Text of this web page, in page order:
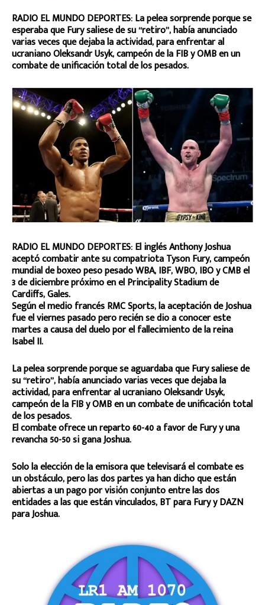
RADIO EL MUNDO DEPORTES: La pelea sorprende porque se
esperaba que Fury saliese de su “retiro”, había anunciado
varias veces que dejaba la actividad, para enfrentar al
ucraniano Oleksandr Usyk, campeón de la FIB y OMB en un
combate de unificación total de los pesados.
RADIO EL MUNDO DEPORTES: El inglés Anthony Joshua
aceptó combatir ante su compatriota Tyson Fury, campeón
mundial de boxeo peso pesado WBA, IBF, WBO, IBO y CMB el
3 de diciembre próximo en el Principality Stadium de
Cardiffs, Gales.
Según el medio francés RMC Sports, la aceptación de Joshua
fue el viernes pasado pero recién se dio a conocer este
martes a causa del duelo por el fallecimiento de la reina
Isabel II.
La pelea sorprende porque se aguardaba que Fury saliese de
su “retiro”, había anunciado varias veces que dejaba la
actividad, para enfrentar al ucraniano Oleksandr Usyk,
campeón de la FIB y OMB en un combate de unificación total
de los pesados.
El combate ofrece un reparto 60-40 a favor de Fury y una
revancha 50-50 si gana Joshua.
Solo la elección de la emisora que televisará el combate es
un obstáculo, pero las dos partes ya han dicho que están
abiertas a un pago por visión conjunto entre las dos
entidades a las que están vinculados, BT para Fury y DAZN
para Joshua.